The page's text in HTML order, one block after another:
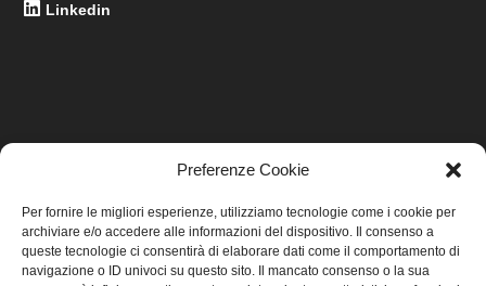
Preferenze Cookie
Per fornire le migliori esperienze, utilizziamo tecnologie come i cookie per
archiviare e/o accedere alle informazioni del dispositivo. Il consenso a
queste tecnologie ci consentirà di elaborare dati come il comportamento di
navigazione o ID univoci su questo sito. Il mancato consenso o la sua
Linkedin
Home